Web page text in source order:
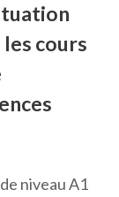
cours
niveau A1